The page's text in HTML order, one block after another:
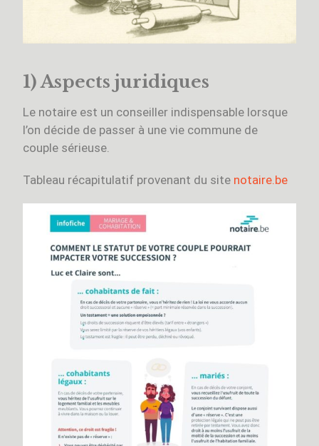
1) Aspects juridiques
Le notaire est un conseiller indispensable lorsque
l’on décide de passer à une vie commune de
couple sérieuse.
Tableau récapitulatif provenant du site notaire.be